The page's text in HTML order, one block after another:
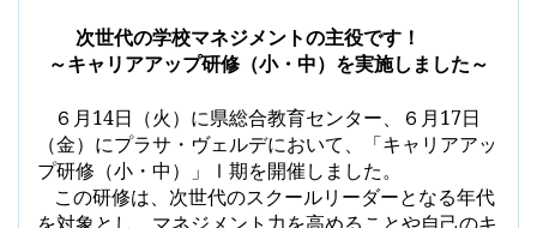
次世代の学校マネジメントの主役です！
～キャリアアップ研修（小・中）を実施しました～
６月14日（火）に県総合教育センター、６月17日
（金）にプラサ・ヴェルデにおいて、
「キャリアアッ
プ研修（小・中）」Ⅰ期を開催しました。
この研修は、次世代のスクールリーダーとなる年代